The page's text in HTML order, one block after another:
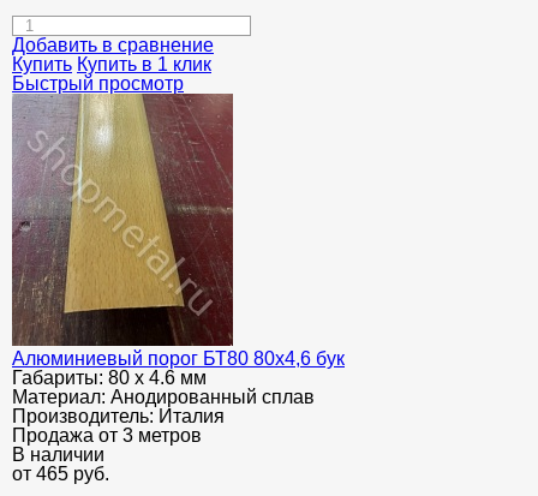
Добавить в сравнение
Купить Купить в 1 клик
Быстрый просмотр
Алюминиевый порог БТ80 80х4,6 бук
Габариты: 80 х 4.6 мм
Материал: Анодированный сплав
Производитель: Италия
Продажа от 3 метров
В наличии
от 465 руб.